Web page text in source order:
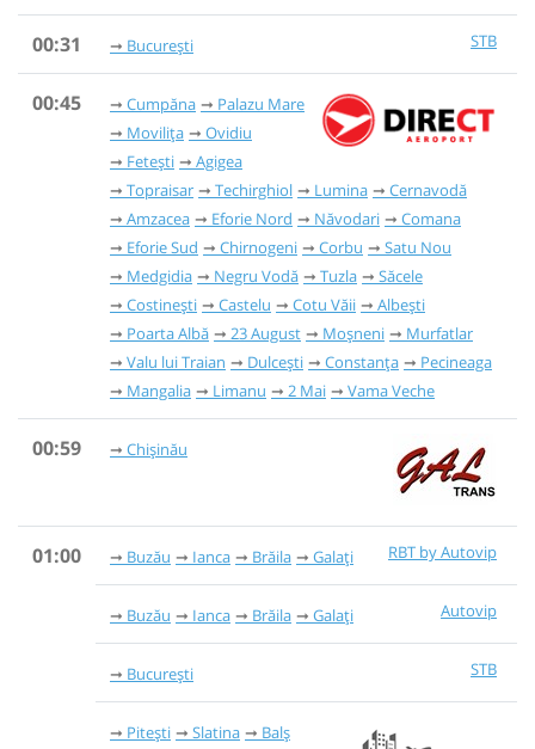
00:31 STB
București
00:45 Cumpăna
Palazu Mare
Movilița
Ovidiu
Fetești
Agigea
Topraisar
Techirghiol Lumina
Cernavodă
Amzacea
Eforie Nord Năvodari
Comana
Eforie Sud
Chirnogeni Corbu
Satu Nou
Medgidia
Negru Vodă Tuzla
Săcele
Costinești
Castelu Cotu Văii
Albești
Poarta Albă
23 August Moșneni
Murfatlar
Valu lui Traian
Dulcești Constanța
Pecineaga
Mangalia
Limanu 2 Mai Vama Veche
00:59 Chișinău
01:00 RBT by Autovip
Buzău Ianca Brăila Galați
Autovip
Buzău Ianca Brăila Galați
STB
București
Pitești Slatina
Balș